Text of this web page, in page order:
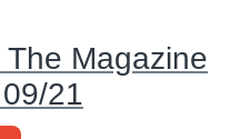
Magazine
21